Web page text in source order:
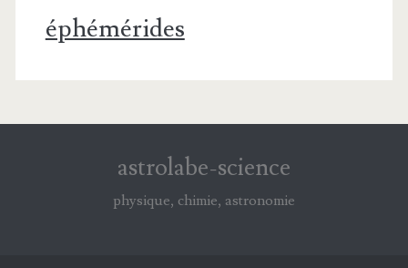
éphémérides
astrolabe-science
physique, chimie, astronomie